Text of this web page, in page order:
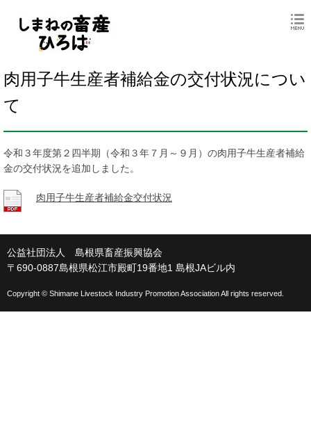
肉用子牛生産者補給金の交付状況につい
て
令和３年度第２四半期（令和３年７月～９月）の肉用子牛生産者補給
金の交付状況を追加しました。
肉用子牛生産者補給金交付状況
公益社団法人 島根県畜産振興協会
〒690-0887島根県松江市殿町19番地1 島根JAビル内
Copyright © Shimane Livestock Industry Promotion Association All rights reserved.